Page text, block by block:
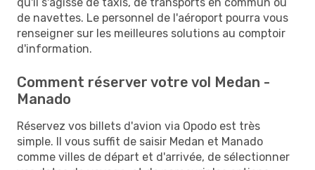
de navettes. Le personnel de l'aéroport pourra vous
renseigner sur les meilleures solutions au comptoir
d'information.
Comment réserver votre vol Medan -
Manado
Réservez vos billets d'avion via Opodo est très
simple. Il vous suffit de saisir Medan et Manado
comme villes de départ et d'arrivée, de sélectionner